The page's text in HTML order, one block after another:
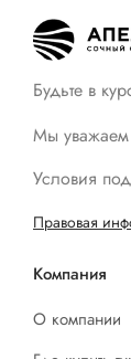
Будьте в
Мы
Условия
Правовая
Компания
О компании